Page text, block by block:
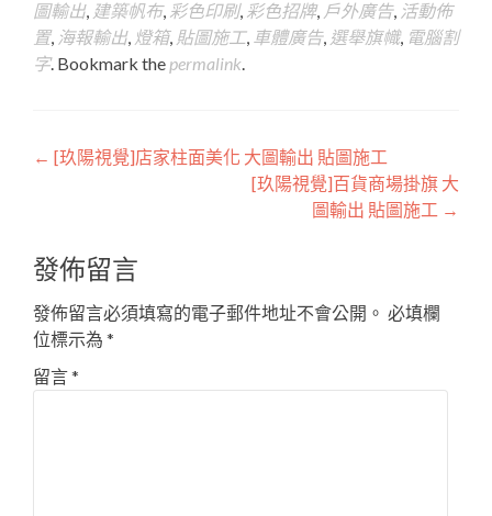
圖輸出, 建築帆布, 彩色印刷, 彩色招牌, 戶外廣告, 活動佈
置, 海報輸出, 燈箱, 貼圖施工, 車體廣告, 選舉旗幟, 電腦割
字. Bookmark the permalink.
Post
← [玖陽視覺]店家柱面美化 大圖輸出 貼圖施工
[玖陽視覺]百貨商場掛旗 大
圖輸出 貼圖施工 →
發佈留言
發佈留言必須填寫的電子郵件地址不會公開。 必填欄
位標示為 *
留言*